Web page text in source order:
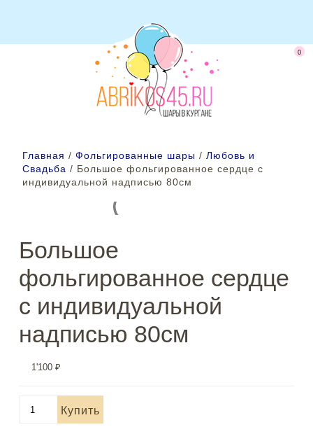
0
Главная / Фольгированные шары / Любовь и
Свадьба / Большое фольгированное сердце с
индивидуальной надписью 80см
Большое
фольгированное сердце
с индивидуальной
надписью 80см
1'100 ₽
товара
Купить